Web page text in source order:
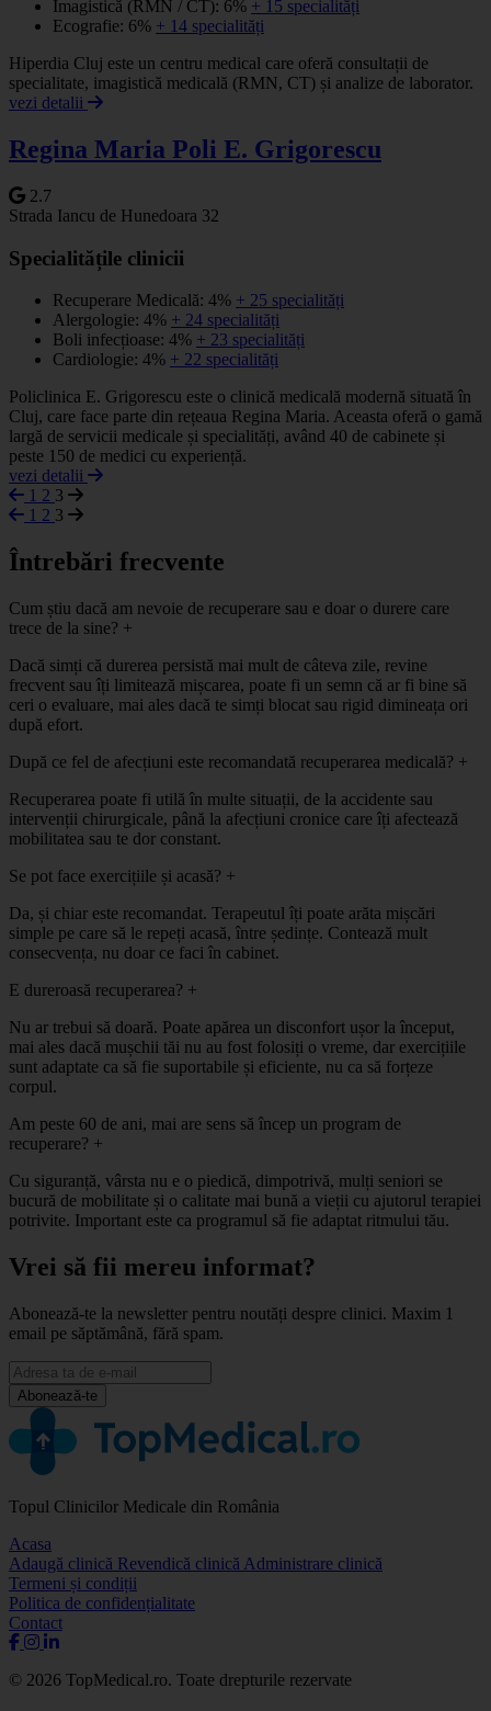
Imagistică (RMN / CT): 6% + 15 specialități
Ecografie: 6% + 14 specialități
Hiperdia Cluj este un centru medical care oferă consultații de
specialitate, imagistică medicală (RMN, CT) și analize de laborator.
vezi detalii
Regina Maria Poli E. Grigorescu
2.7
Strada Iancu de Hunedoara 32
Specialitățile clinicii
Recuperare Medicală: 4% + 25 specialități
Alergologie: 4% + 24 specialități
Boli infecțioase: 4% + 23 specialități
Cardiologie: 4% + 22 specialități
Policlinica E. Grigorescu este o clinică medicală modernă situată în
Cluj, care face parte din rețeaua Regina Maria. Aceasta oferă o gamă
largă de servicii medicale și specialități, având 40 de cabinete și
peste 150 de medici cu experiență.
vezi detalii
1 2 3
1 2 3
Întrebări frecvente
Cum știu dacă am nevoie de recuperare sau e doar o durere care
trece de la sine? +
Dacă simți că durerea persistă mai mult de câteva zile, revine
frecvent sau îți limitează mișcarea, poate fi un semn că ar fi bine să
ceri o evaluare, mai ales dacă te simți blocat sau rigid dimineața ori
după efort.
După ce fel de afecțiuni este recomandată recuperarea medicală? +
Recuperarea poate fi utilă în multe situații, de la accidente sau
intervenții chirurgicale, până la afecțiuni cronice care îți afectează
mobilitatea sau te dor constant.
Se pot face exercițiile și acasă? +
Da, și chiar este recomandat. Terapeutul îți poate arăta mișcări
simple pe care să le repeți acasă, între ședințe. Contează mult
consecvența, nu doar ce faci în cabinet.
E dureroasă recuperarea? +
Nu ar trebui să doară. Poate apărea un disconfort ușor la început,
mai ales dacă mușchii tăi nu au fost folosiți o vreme, dar exercițiile
sunt adaptate ca să fie suportabile și eficiente, nu ca să forțeze
corpul.
Am peste 60 de ani, mai are sens să încep un program de
recuperare? +
Cu siguranță, vârsta nu e o piedică, dimpotrivă, mulți seniori se
bucură de mobilitate și o calitate mai bună a vieții cu ajutorul terapiei
potrivite. Important este ca programul să fie adaptat ritmului tău.
Vrei să fii mereu informat?
Abonează-te la newsletter pentru noutăți despre clinici. Maxim 1
email pe săptămână, fără spam.
Abonează-te
Topul Clinicilor Medicale din România
Acasa
Adaugă clinică Revendică clinică Administrare clinică
Termeni și condiții
Politica de confidențialitate
Contact
© 2026 TopMedical.ro. Toate drepturile rezervate